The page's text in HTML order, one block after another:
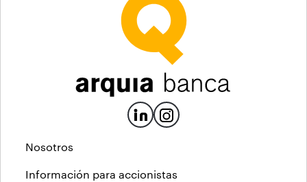
Nosotros
Información para accionistas